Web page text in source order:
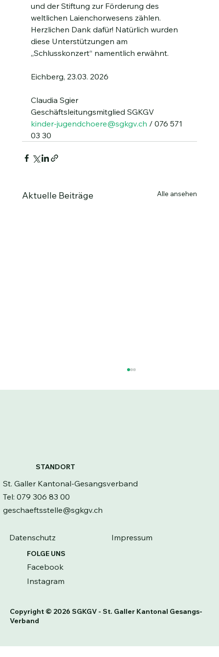
und der Stiftung zur Förderung des
weltlichen Laienchorwesens zählen.
Herzlichen Dank dafür! Natürlich wurden
diese Unterstützungen am
„Schlusskonzert“ namentlich erwähnt.
Eichberg, 23.03. 2026
Claudia Sgier
Geschäftsleitungsmitglied SGKGV
kinder-jugendchoere@sgkgv.ch / 076 571
03 30
Aktuelle Beiträge Alle ansehen
KANTONAL-SINGTAG - SGKGV
"TheaterChorKlang" Samstag 31.
Oktober 2026 / 09.00 bis 16.00
STANDORT
St. Galler Kantonal-Gesangsverband
Tel: 079 306 83 00
geschaeftsstelle@sgkgv.ch
Datenschutz Impressum
FOLGE UNS
Facebook
Instagram
Copyright © 2026 SGKGV - St. Galler Kantonal Gesangs-
Verband